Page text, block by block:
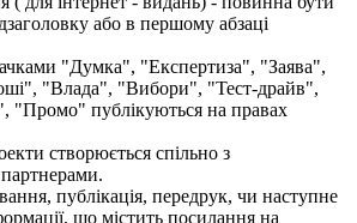
або в першому абзаці
"Думка", "Експертиза", "Заява",
"Влада", "Вибори", "Тест-драйв",
"Промо" публікуються на правах
створюється спільно з
публікація, передрук, чи наступне
що містить посилання на